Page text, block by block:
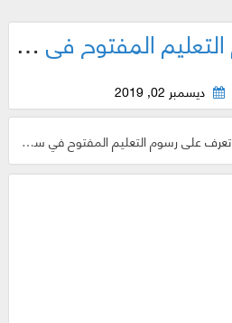
تعرف على رسوم التعليم المفتوح في سورية ..
ديسمبر 02, 2019
تعرف على رسوم التعليم المفتوح في سورية ..